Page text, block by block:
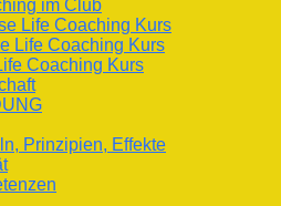
im Club
Life Coaching Kurs
Life Coaching Kurs
Coaching Kurs
Prinzipien, Effekte